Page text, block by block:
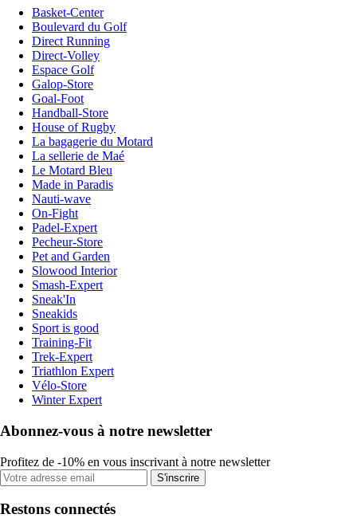
Basket-Center
Boulevard du Golf
Direct Running
Direct-Volley
Espace Golf
Galop-Store
Goal-Foot
Handball-Store
House of Rugby
La bagagerie du Motard
La sellerie de Maé
Le Motard Bleu
Made in Paradis
Nauti-wave
On-Fight
Padel-Expert
Pecheur-Store
Pet and Garden
Slowood Interior
Smash-Expert
Sneak'In
Sneakids
Sport is good
Training-Fit
Trek-Expert
Triathlon Expert
Vélo-Store
Winter Expert
Abonnez-vous à notre newsletter
Profitez de -10% en vous inscrivant à notre newsletter
S'inscrire
Restons connectés